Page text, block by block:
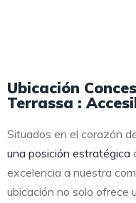
Ubicación
Terrassa :
Situados en el corazón
una posición estratégica
excelencia a nuestra
ubicación no solo ofrece